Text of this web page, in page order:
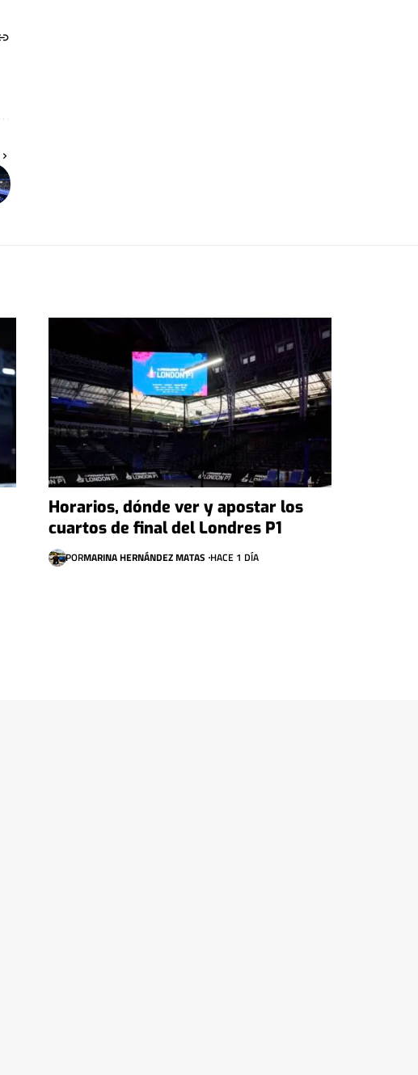
Horarios, dónde ver y apostar los
cuartos de final del Londres P1
PORMARINA HERNÁNDEZ MATAS HACE 1 DÍA